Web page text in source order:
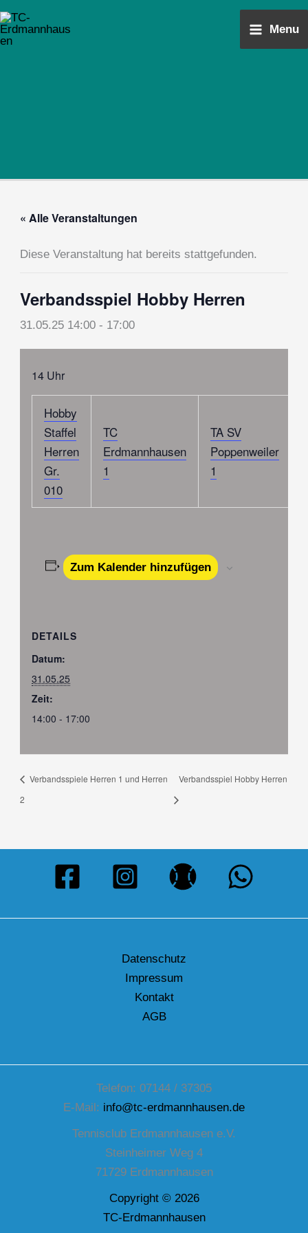
Zum
Inhalt
springen
Main
Menu
Menu
« Alle Veranstaltungen
Diese Veranstaltung hat bereits stattgefunden.
Verbandsspiel Hobby Herren
31.05.25 14:00 - 17:00
14 Uhr
Hobby
Staffel
Herren
Gr.
010
TC
Erdmannhausen
1
TA SV
Poppenweiler
1
Zum Kalender hinzufügen
DETAILS
Datum:
31.05.25
Zeit:
14:00 - 17:00
Verbandsspiele Herren 1 und Herren
2
Verbandsspiel Hobby Herren
Datenschutz
Impressum
Kontakt
AGB
Telefon: 07144 / 37305
E-Mail: info@tc-erdmannhausen.de
Tennisclub Erdmannhausen e.V.
Steinheimer Weg 4
71729 Erdmannhausen
Copyright © 2026
TC-Erdmannhausen